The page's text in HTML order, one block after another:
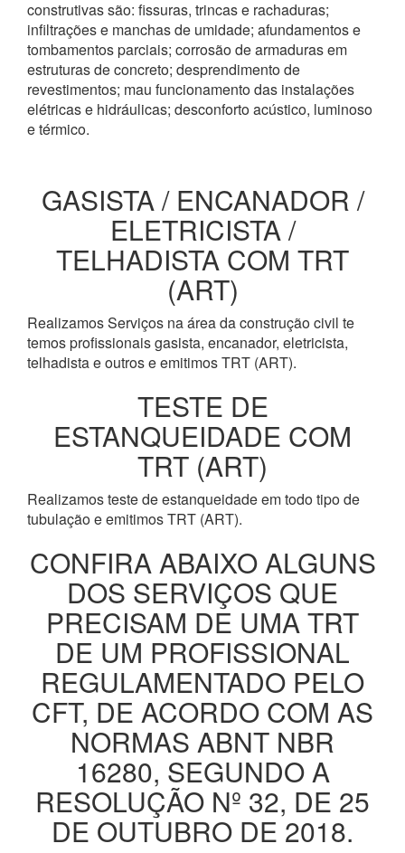
construtivas são: fissuras, trincas e rachaduras;
infiltrações e manchas de umidade; afundamentos e
tombamentos parciais; corrosão de armaduras em
estruturas de concreto; desprendimento de
revestimentos; mau funcionamento das instalações
elétricas e hidráulicas; desconforto acústico, luminoso
e térmico.
GASISTA / ENCANADOR /
ELETRICISTA /
TELHADISTA COM TRT
(ART)
Realizamos Serviços na área da construção civil te
temos profissionais gasista, encanador, eletricista,
telhadista e outros e emitimos TRT (ART).
TESTE DE
ESTANQUEIDADE COM
TRT (ART)
Realizamos teste de estanqueidade em todo tipo de
tubulação e emitimos TRT (ART).
CONFIRA ABAIXO ALGUNS
DOS SERVIÇOS QUE
PRECISAM DE UMA TRT
DE UM PROFISSIONAL
REGULAMENTADO PELO
CFT, DE ACORDO COM AS
NORMAS ABNT NBR
16280, SEGUNDO A
RESOLUÇÃO Nº 32, DE 25
DE OUTUBRO DE 2018.